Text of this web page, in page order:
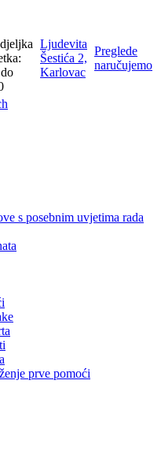
Ljudevita
Šestića 2,
Karlovac
Preglede
naručujemo
s posebnim uvjetima rada
prve pomoći